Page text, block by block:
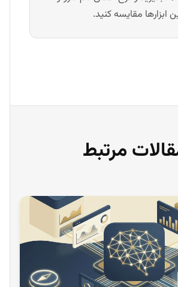
ابزارها مقایسه کنید.
مرتبط